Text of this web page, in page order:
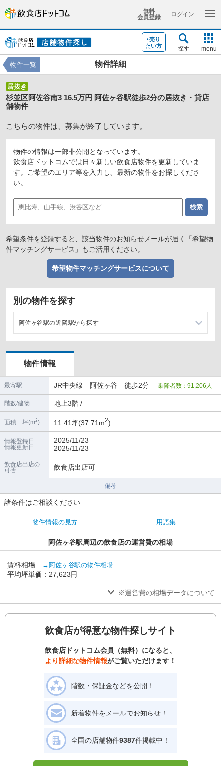
無料
会員登録
ログイン
売り
たい方
探す menu
物件詳細
物件一覧
居抜き
杉並区阿佐谷南3 16.5万円 阿佐ヶ谷駅徒歩2分の居抜き・貸店
舗物件
こちらの物件は、募集が終了しています。
物件の情報は一部非公開となっています。
飲食店ドットコムでは日々新しい飲食店物件を更新していま
す。ご希望のエリア等を入力し、最新の物件をお探しくださ
い。
希望条件を登録すると、該当物件のお知らせメールが届く「希望物
件マッチングサービス」もご活用ください。
希望物件マッチングサービスについて
別の物件を探す
阿佐ヶ谷駅の近隣駅から探す
高円寺駅の店舗物件・貸店舗・テナント一覧
西荻窪駅の店舗物件・貸店舗・テナント一覧
中野駅の店舗物件・貸店舗・テナント一覧
物件情報
最寄駅 JR中央線 阿佐ヶ谷 徒歩2分 乗降者数：91,206人
階数/建物 地上3階 /
面積 坪(m2) 11.41坪(37.71m2)
情報登録日
情報更新日
2025/11/23
2025/11/23
飲食店出店の
可否
飲食店出店可
備考
諸条件はご相談ください
物件情報の見方 用語集
阿佐ヶ谷駅周辺の飲食店の運営費の相場
賃料相場 →阿佐ヶ谷駅の物件相場
平均坪単価：27,623円
※運営費の相場データについて
飲食店が得意な物件探しサイト
飲食店ドットコム会員（無料）になると、
より詳細な物件情報がご覧いただけます！
階数・保証金などを公開！
新着物件をメールでお知らせ！
全国の店舗物件9387件掲載中！